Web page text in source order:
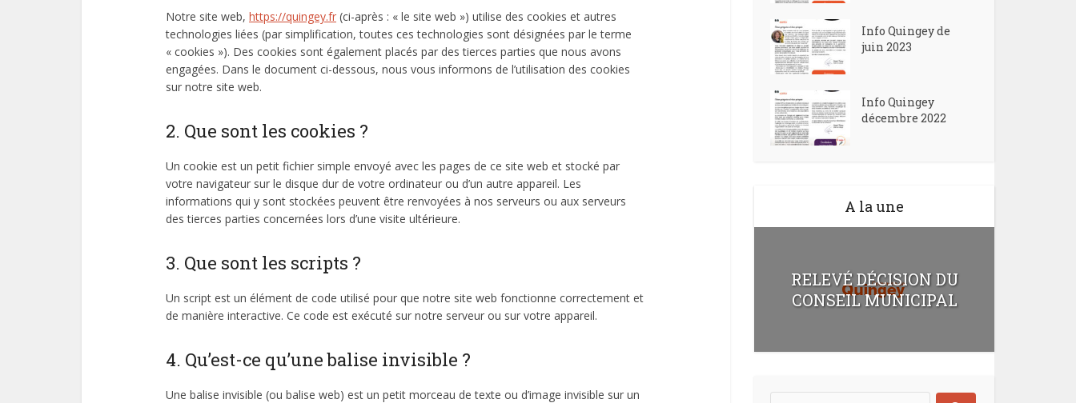
Notre site web, https://quingey.fr (ci-après : « le site web ») utilise des cookies et autres
technologies liées (par simplification, toutes ces technologies sont désignées par le terme
« cookies »). Des cookies sont également placés par des tierces parties que nous avons
engagées. Dans le document ci-dessous, nous vous informons de l’utilisation des cookies
sur notre site web.
2. Que sont les cookies ?
Un cookie est un petit fichier simple envoyé avec les pages de ce site web et stocké par
votre navigateur sur le disque dur de votre ordinateur ou d’un autre appareil. Les
informations qui y sont stockées peuvent être renvoyées à nos serveurs ou aux serveurs
des tierces parties concernées lors d’une visite ultérieure.
3. Que sont les scripts ?
Un script est un élément de code utilisé pour que notre site web fonctionne correctement et
de manière interactive. Ce code est exécuté sur notre serveur ou sur votre appareil.
4. Qu’est-ce qu’une balise invisible ?
Une balise invisible (ou balise web) est un petit morceau de texte ou d’image invisible sur un
Info Quingey de
juin 2023
Info Quingey
décembre 2022
A la une
RELEVÉ DÉCISION DU
CONSEIL MUNICIPAL